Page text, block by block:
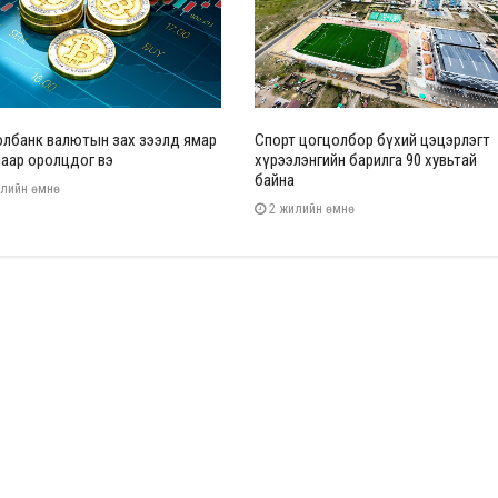
валютын зах зээлд ямар
оролцдог вэ
өмнө
Спорт цогцолбор бүхий цэцэрлэгт
хүрээлэнгийн барилга 90 хувьтай
байна
2 жилийн өмнө